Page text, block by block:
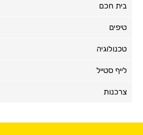
בית חכם
טיפים
טכנולוגיה
לייף סטייל
צרכנות